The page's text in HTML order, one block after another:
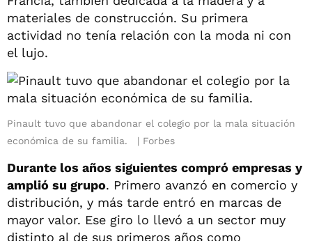
materiales de construcción. Su primera
actividad no tenía relación con la moda ni con
el lujo.
Pinault tuvo que abandonar el colegio por la mala situación
económica de su familia.
Forbes
Durante los años siguientes compró empresas y
amplió su grupo. Primero avanzó en comercio y
distribución, y más tarde entró en marcas de
mayor valor. Ese giro lo llevó a un sector muy
distinto al de sus primeros años como